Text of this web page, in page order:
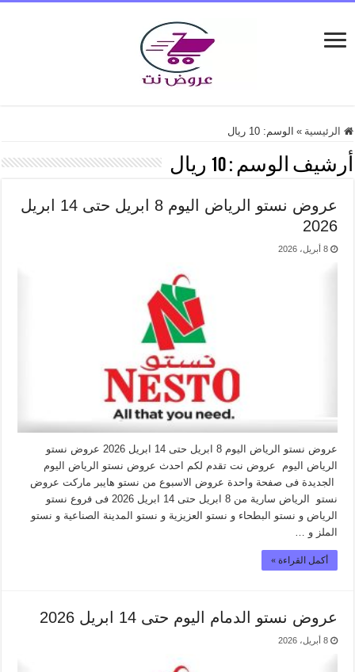
الرئيسية » الوسم:10 ريال
أرشيف الوسم :10 ريال
عروض نستو الرياض اليوم 8 ابريل حتى 14 ابريل
2026
8 أبريل، 2026
عروض نستو الرياض اليوم 8 ابريل حتى 14 ابريل 2026 عروض نستو
الرياض اليوم عروض نت تقدم لكم احدث عروض نستو الرياض اليوم
الجديدة فى صفحة واحدة عروض الاسبوع من نستو هايبر ماركت عروض
نستو الرياض سارية من 8 ابريل حتى 14 ابريل 2026 فى فروع نستو
الرياض و نستو البطحاء و نستو العزيزية و نستو المدينة الصناعية و نستو
الملز و …
أكمل القراءة »
عروض نستو الدمام اليوم حتى 14 ابريل 2026
8 أبريل، 2026